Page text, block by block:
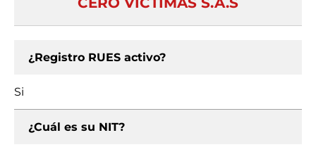
¿Registro RUES activo?
Si
¿Cuál es su NIT?